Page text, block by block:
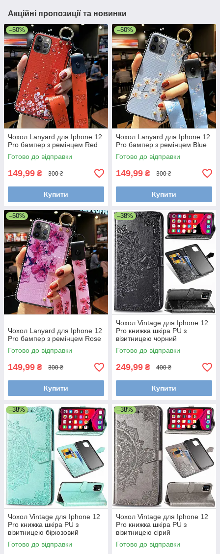
Акційні пропозиції та новинки
–50%
Чохол Lanyard для Iphone 12
Pro бампер з ремінцем Red
Готово до відправки
149,99 ₴ 300 ₴
Купити
–50%
Чохол Lanyard для Iphone 12
Pro бампер з ремінцем Blue
Готово до відправки
149,99 ₴ 300 ₴
Купити
–50%
Чохол Lanyard для Iphone 12
Pro бампер з ремінцем Rose
Готово до відправки
149,99 ₴ 300 ₴
Купити
–38%
Чохол Vintage для Iphone 12
Pro книжка шкіра PU з
візитницею чорний
Готово до відправки
249,99 ₴ 400 ₴
Купити
–38%
Чохол Vintage для Iphone 12
Pro книжка шкіра PU з
візитницею бірюзовий
Готово до відправки
–38%
Чохол Vintage для Iphone 12
Pro книжка шкіра PU з
візитницею сірий
Готово до відправки